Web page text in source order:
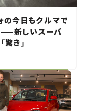
の今日もクルマで
——新しいスーパ
き」